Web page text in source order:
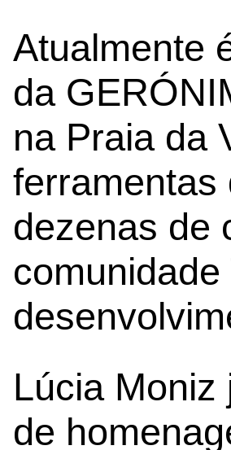
Atualmente
da
na Praia da
ferramentas
dezenas de
Lúcia
de